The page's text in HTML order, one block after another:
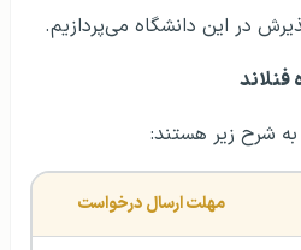
در این دانشگاه می‌پردازیم.
فنلاند
به شرح زیر هستند:
مهلت ارسال درخواست